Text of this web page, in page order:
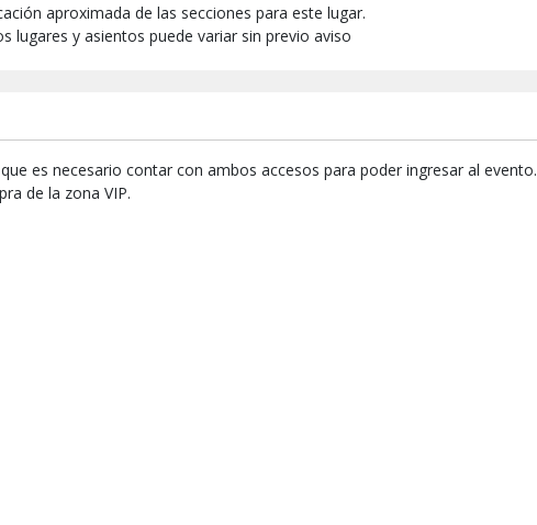
aproximada de las secciones para este lugar.
lugares y asientos puede variar sin previo aviso
es necesario contar con ambos accesos para poder ingresar al evento.
de la zona VIP.